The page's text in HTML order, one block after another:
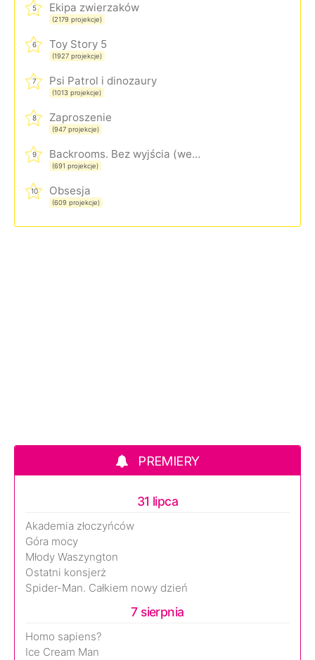
5 Ekipa zwierzaków
(2179 projekcje)
6 Toy Story 5
(1927 projekcje)
7 Psi Patrol i dinozaury
(1013 projekcje)
8 Zaproszenie
(947 projekcje)
9 Backrooms. Bez wyjścia (wersja rozszerzona)
(691 projekcje)
10 Obsesja
(609 projekcje)
PREMIERY
31 lipca
Akademia złoczyńców
Góra mocy
Młody Waszyngton
Ostatni konsjerż
Spider-Man. Całkiem nowy dzień
7 sierpnia
Homo sapiens?
Ice Cream Man